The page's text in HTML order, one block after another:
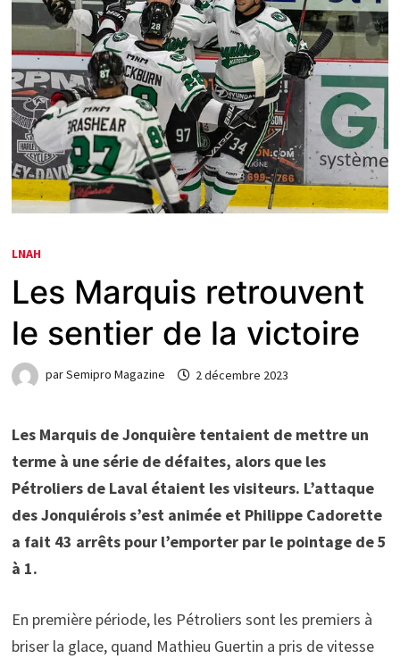
LNAH
Les Marquis retrouvent
le sentier de la victoire
parSemipro Magazine 2 décembre 2023
Les Marquis de Jonquière tentaient de mettre un
terme à une série de défaites, alors que les
Pétroliers de Laval étaient les visiteurs. L’attaque
des Jonquiérois s’est animée et Philippe Cadorette
a fait 43 arrêts pour l’emporter par le pointage de 5
à 1.
En première période, les Pétroliers sont les premiers à
briser la glace, quand Mathieu Guertin a pris de vitesse